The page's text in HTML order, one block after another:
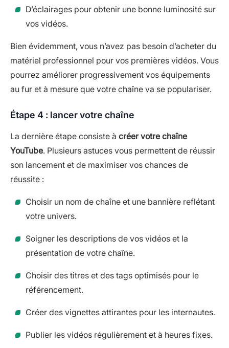
D’éclairages pour obtenir une bonne luminosité sur
vos vidéos.
Bien évidemment, vous n’avez pas besoin d’acheter du
matériel professionnel pour vos premières vidéos. Vous
pourrez améliorer progressivement vos équipements
au fur et à mesure que votre chaîne va se populariser.
Étape 4 : lancer votre chaîne
La dernière étape consiste à créer votre chaîne
YouTube. Plusieurs astuces vous permettent de réussir
son lancement et de maximiser vos chances de
réussite :
Choisir un nom de chaîne et une bannière reflétant
votre univers.
Soigner les descriptions de vos vidéos et la
présentation de votre chaîne.
Choisir des titres et des tags optimisés pour le
référencement.
Créer des vignettes attirantes pour les internautes.
Publier les vidéos régulièrement et à heures fixes.